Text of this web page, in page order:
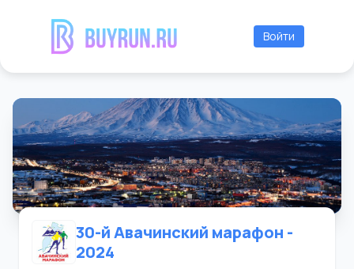
Войти
30-й Авачинский марафон -
2024